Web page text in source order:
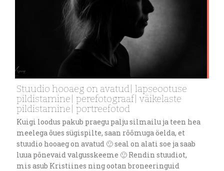
Stuudio hooaeg on avatud| lapseootuse
pildistamine| perefotograaf| väikelaste
pildistamine| portreefotod
Kuigi loodus pakub praegu palju silmailu ja teen hea
meelega õues sügispilte, saan rõõmuga öelda, et
stuudio hooaeg on avatud 🙂 seal on alati soe ja saab
luua põnevaid valgusskeeme 🙂 Rendin stuudiot,
mis asub Kristiines ning ootan broneeringuid